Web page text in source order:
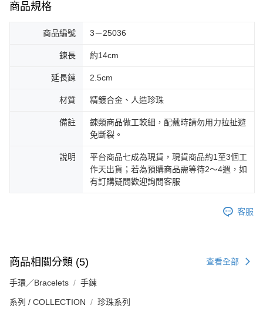
商品規格
商品編號 3－25036
鍊長 約14cm
延長鍊 2.5cm
材質 精鍍合金、人造珍珠
備註
鍊類商品做工較細，配戴時請勿用力拉扯避
免斷裂。
說明
平台商品七成為現貨，現貨商品約1至3個工
作天出貨；若為預購商品需等待2～4週，如
有訂購疑問歡迎詢問客服
客服
商品相關分類 (5) 查看全部
手環／Bracelets 手鍊
系列 / COLLECTION 珍珠系列